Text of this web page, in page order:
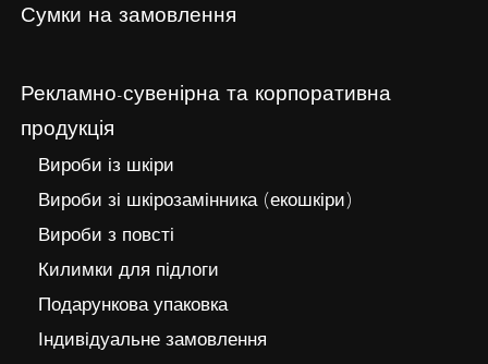
Сумки на замовлення
Рекламно-сувенірна та корпоративна
продукція
Вироби із шкіри
Вироби зі шкірозамінника (екошкіри)
Вироби з повсті
Килимки для підлоги
Подарункова упаковка
Індивідуальне замовлення